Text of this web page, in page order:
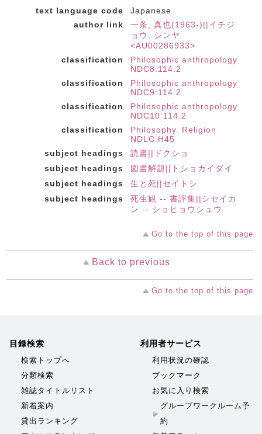
text language code
Japanese
author link
一条, 真也(1963-)||イチジ
ョウ, シンヤ
<AU00286933>
classification
Philosophic anthropology
NDC8:114.2
classification
Philosophic anthropology
NDC9:114.2
classification
Philosophic anthropology
NDC10:114.2
classification
Philosophy. Religion
NDLC:H45
subject headings
読書||ドクショ
subject headings
図書解題||トショカイダイ
subject headings
生と死||セイトシ
subject headings
死生観 -- 書評集||シセイカ
ン -- ショヒョウシュウ
Go to the top of this page
Back to previous
Go to the top of this page
目録検索
検索トップへ
分類検索
雑誌タイトルリスト
新着案内
貸出ランキング
利用者サービス
利用状況の確認
ブックマーク
お気に入り検索
グループワークルーム予
約